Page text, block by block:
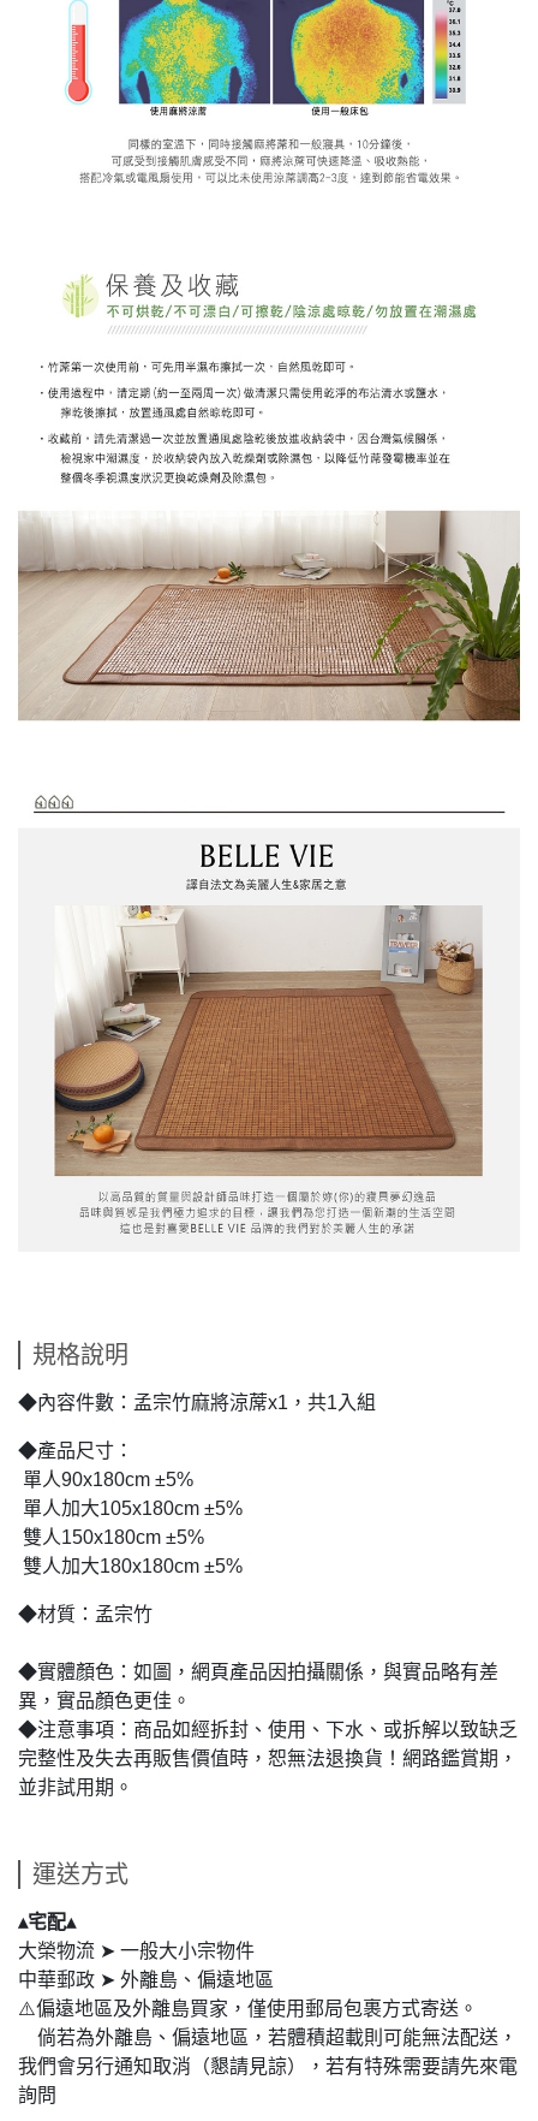
規格說明
◆內容件數：孟宗竹麻將涼蓆x1，共1入組
◆產品尺寸：
單人90x180cm ±5%
單人加大105x180cm ±5%
雙人150x180cm ±5%
雙人加大180x180cm ±5%
◆材質：孟宗竹
◆實體顏色：如圖，網頁產品因拍攝關係，與實品略有差
異，實品顏色更佳。
◆注意事項：商品如經拆封、使用、下水、或拆解以致缺乏
完整性及失去再販售價值時，恕無法退換貨！網路鑑賞期，
並非試用期。
運送方式
▴宅配▴
大榮物流 ➤ 一般大小宗物件
中華郵政 ➤ 外離島、偏遠地區
⚠️偏遠地區及外離島買家，僅使用郵局包裹方式寄送。
倘若為外離島、偏遠地區，若體積超載則可能無法配送，
我們會另行通知取消（懇請見諒），若有特殊需要請先來電
詢問